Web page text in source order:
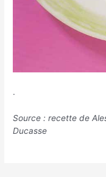
.
Source : recette de
Ducasse